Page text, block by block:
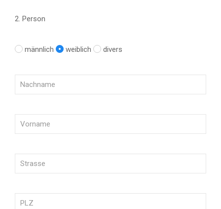
2. Person
männlich weiblich divers